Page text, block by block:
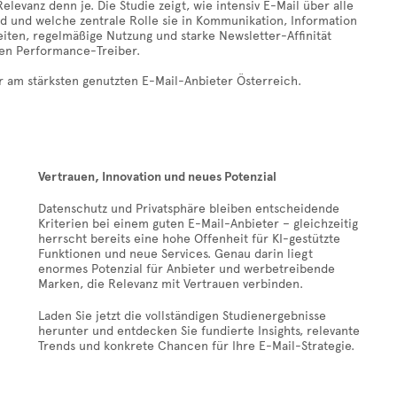
denn je. Die Studie zeigt, wie intensiv E-Mail über alle
und welche zentrale Rolle sie in Kommunikation, Information
regelmäßige Nutzung und starke Newsletter-Affinität
Performance-Treiber.
am stärksten genutzten E-Mail-Anbieter Österreich.
Vertrauen, Innovation und neues Potenzial
Datenschutz und Privatsphäre bleiben entscheidende
Kriterien bei einem guten E-Mail-Anbieter – gleichzeitig
herrscht bereits eine hohe Offenheit für KI-gestützte
Funktionen und neue Services. Genau darin liegt
enormes Potenzial für Anbieter und werbetreibende
Marken, die Relevanz mit Vertrauen verbinden.
Laden Sie jetzt die vollständigen Studienergebnisse
herunter und entdecken Sie fundierte Insights, relevante
Trends und konkrete Chancen für Ihre E-Mail-Strategie.